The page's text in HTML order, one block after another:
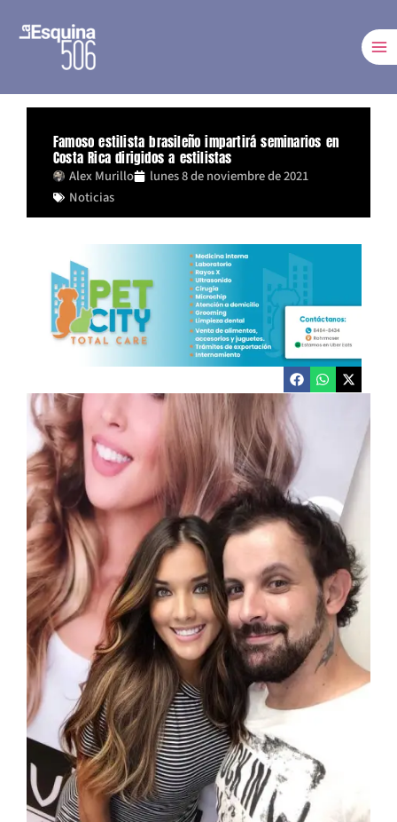
Famoso estilista brasileño impartirá seminarios en
Costa Rica dirigidos a estilistas
Alex Murillo
lunes 8 de noviembre de 2021
Noticias